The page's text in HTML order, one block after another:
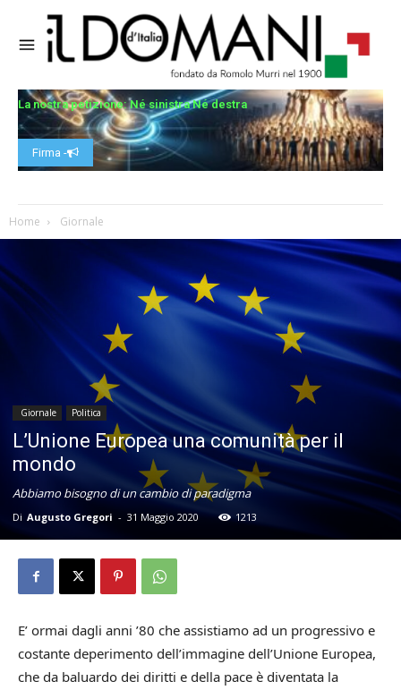
La nostra petizione: Né sinistra Né destra
Firma -
Home Giornale
Giornale Politica
L’Unione Europea una comunità per il
mondo
Abbiamo bisogno di un cambio di paradigma
Di Augusto Gregori - 31 Maggio 2020 1213
E’ ormai dagli anni ’80 che assistiamo ad un progressivo e
costante deperimento dell’immagine dell’Unione Europea,
che da baluardo dei diritti e della pace è diventata la